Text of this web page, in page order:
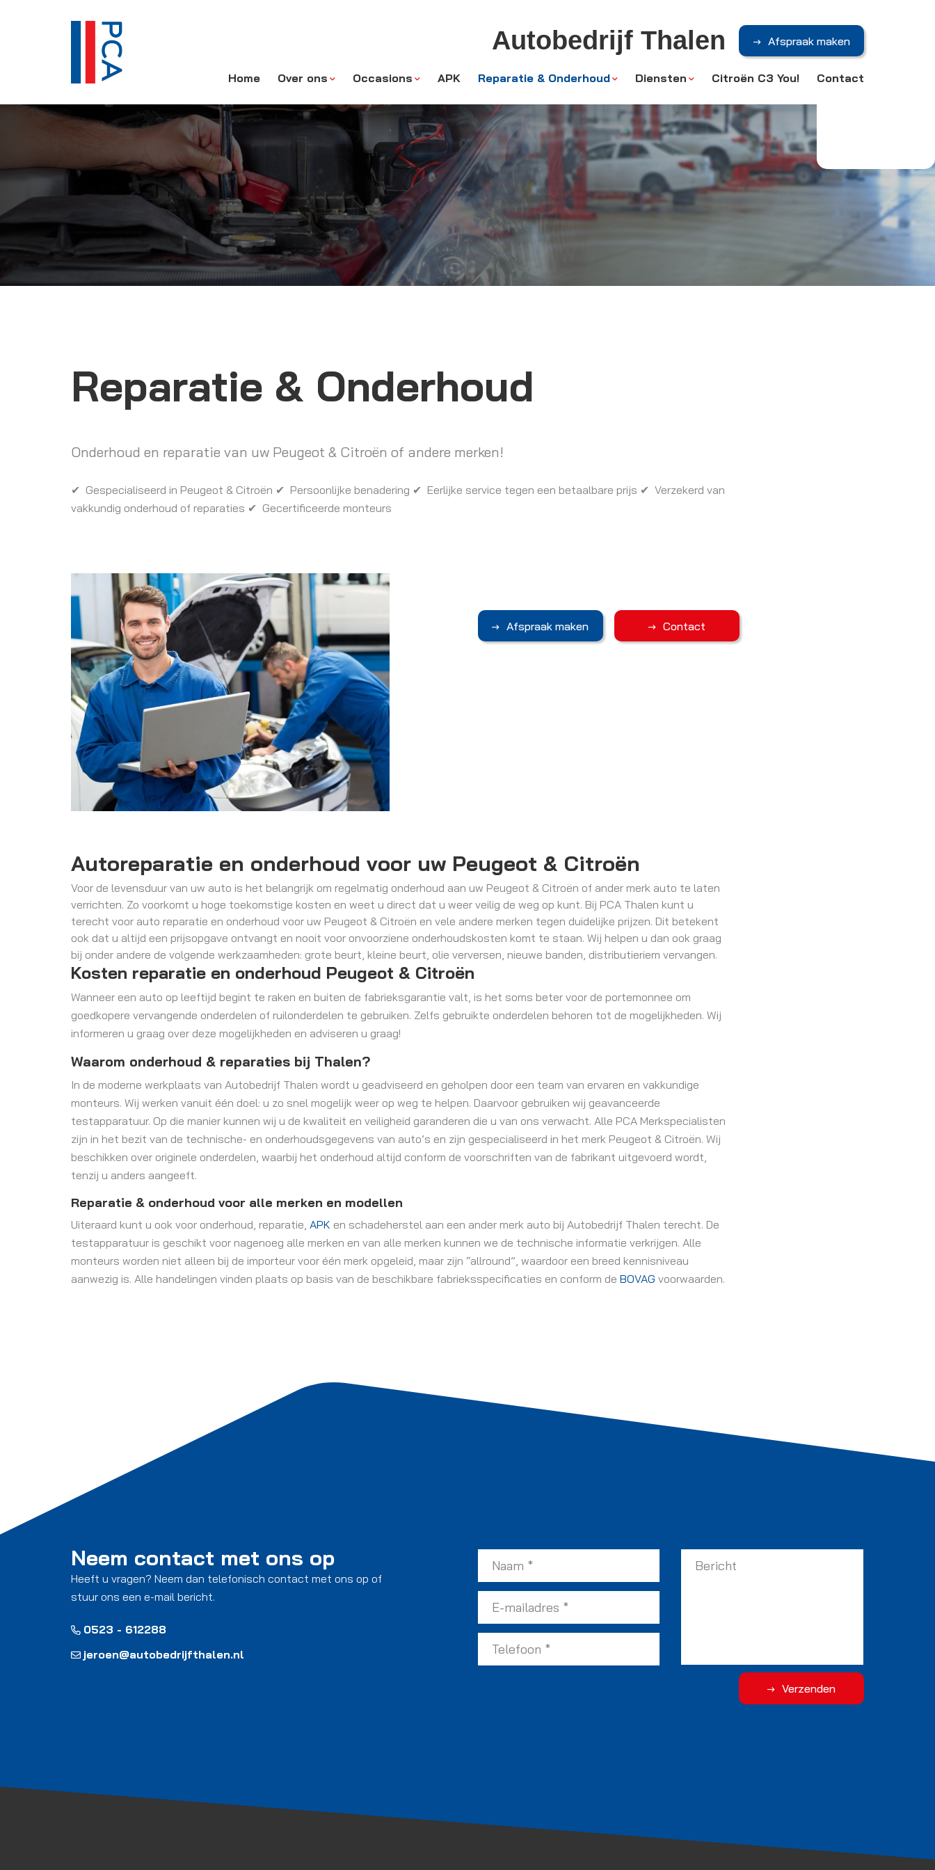
Autobedrijf Thalen Afspraak maken
Home Over ons Occasions APK Reparatie & Onderhoud Diensten Citroën C3 You! Contact
Reparatie & Onderhoud
Onderhoud en reparatie van uw Peugeot & Citroën of andere merken!
✔ Gespecialiseerd in Peugeot & Citroën ✔ Persoonlijke benadering ✔ Eerlijke service tegen een betaalbare prijs ✔ Verzekerd van
vakkundig onderhoud of reparaties ✔ Gecertificeerde monteurs
Afspraak maken Contact
Autoreparatie en onderhoud voor uw Peugeot & Citroën
Voor de levensduur van uw auto is het belangrijk om regelmatig onderhoud aan uw Peugeot & Citroën of ander merk auto te laten
verrichten. Zo voorkomt u hoge toekomstige kosten en weet u direct dat u weer veilig de weg op kunt. Bij PCA Thalen kunt u
terecht voor auto reparatie en onderhoud voor uw Peugeot & Citroën en vele andere merken tegen duidelijke prijzen. Dit betekent
ook dat u altijd een prijsopgave ontvangt en nooit voor onvoorziene onderhoudskosten komt te staan. Wij helpen u dan ook graag
bij onder andere de volgende werkzaamheden: grote beurt, kleine beurt, olie verversen, nieuwe banden, distributieriem vervangen.
Kosten reparatie en onderhoud Peugeot & Citroën
Wanneer een auto op leeftijd begint te raken en buiten de fabrieksgarantie valt, is het soms beter voor de portemonnee om
goedkopere vervangende onderdelen of ruilonderdelen te gebruiken. Zelfs gebruikte onderdelen behoren tot de mogelijkheden. Wij
informeren u graag over deze mogelijkheden en adviseren u graag!
Waarom onderhoud & reparaties bij Thalen?
In de moderne werkplaats van Autobedrijf Thalen wordt u geadviseerd en geholpen door een team van ervaren en vakkundige
monteurs. Wij werken vanuit één doel: u zo snel mogelijk weer op weg te helpen. Daarvoor gebruiken wij geavanceerde
testapparatuur. Op die manier kunnen wij u de kwaliteit en veiligheid garanderen die u van ons verwacht. Alle PCA Merkspecialisten
zijn in het bezit van de technische- en onderhoudsgegevens van auto’s en zijn gespecialiseerd in het merk Peugeot & Citroën. Wij
beschikken over originele onderdelen, waarbij het onderhoud altijd conform de voorschriften van de fabrikant uitgevoerd wordt,
tenzij u anders aangeeft.
Reparatie & onderhoud voor alle merken en modellen
Uiteraard kunt u ook voor onderhoud, reparatie, APK en schadeherstel aan een ander merk auto bij Autobedrijf Thalen terecht. De
testapparatuur is geschikt voor nagenoeg alle merken en van alle merken kunnen we de technische informatie verkrijgen. Alle
monteurs worden niet alleen bij de importeur voor één merk opgeleid, maar zijn “allround”, waardoor een breed kennisniveau
aanwezig is. Alle handelingen vinden plaats op basis van de beschikbare fabrieksspecificaties en conform de BOVAG voorwaarden.
Neem contact met ons op
Heeft u vragen? Neem dan telefonisch contact met ons op of
stuur ons een e-mail bericht.
0523 - 612288
jeroen@autobedrijfthalen.nl
Verzenden